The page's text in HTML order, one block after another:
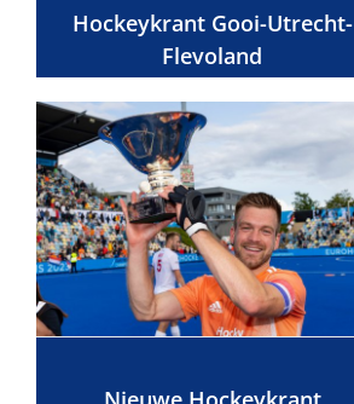
Hockeykrant Gooi-Utrecht-
Flevoland